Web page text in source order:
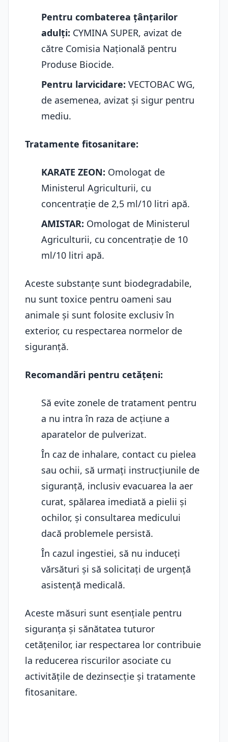
Pentru combaterea țânțarilor
adulți: CYMINA SUPER, avizat de
către Comisia Națională pentru
Produse Biocide.
Pentru larvicidare: VECTOBAC WG,
de asemenea, avizat și sigur pentru
mediu.
Tratamente fitosanitare:
KARATE ZEON: Omologat de
Ministerul Agriculturii, cu
concentrație de 2,5 ml/10 litri apă.
AMISTAR: Omologat de Ministerul
Agriculturii, cu concentrație de 10
ml/10 litri apă.
Aceste substanțe sunt biodegradabile,
nu sunt toxice pentru oameni sau
animale și sunt folosite exclusiv în
exterior, cu respectarea normelor de
siguranță.
Recomandări pentru cetățeni:
Să evite zonele de tratament pentru
a nu intra în raza de acțiune a
aparatelor de pulverizat.
În caz de inhalare, contact cu pielea
sau ochii, să urmați instrucțiunile de
siguranță, inclusiv evacuarea la aer
curat, spălarea imediată a pielii și
ochilor, și consultarea medicului
dacă problemele persistă.
În cazul ingestiei, să nu induceți
vărsături și să solicitați de urgență
asistență medicală.
Aceste măsuri sunt esențiale pentru
siguranța și sănătatea tuturor
cetățenilor, iar respectarea lor contribuie
la reducerea riscurilor asociate cu
activitățile de dezinsecție și tratamente
fitosanitare.